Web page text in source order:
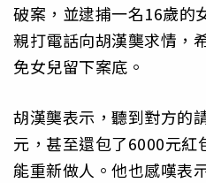
破案，並逮捕一名16歲的
親打電話向胡漢龑求情，
免女兒留下案底。
胡漢龑表示，聽到對方的
元，甚至還包了6000元紅
能重新做人。他也感嘆表